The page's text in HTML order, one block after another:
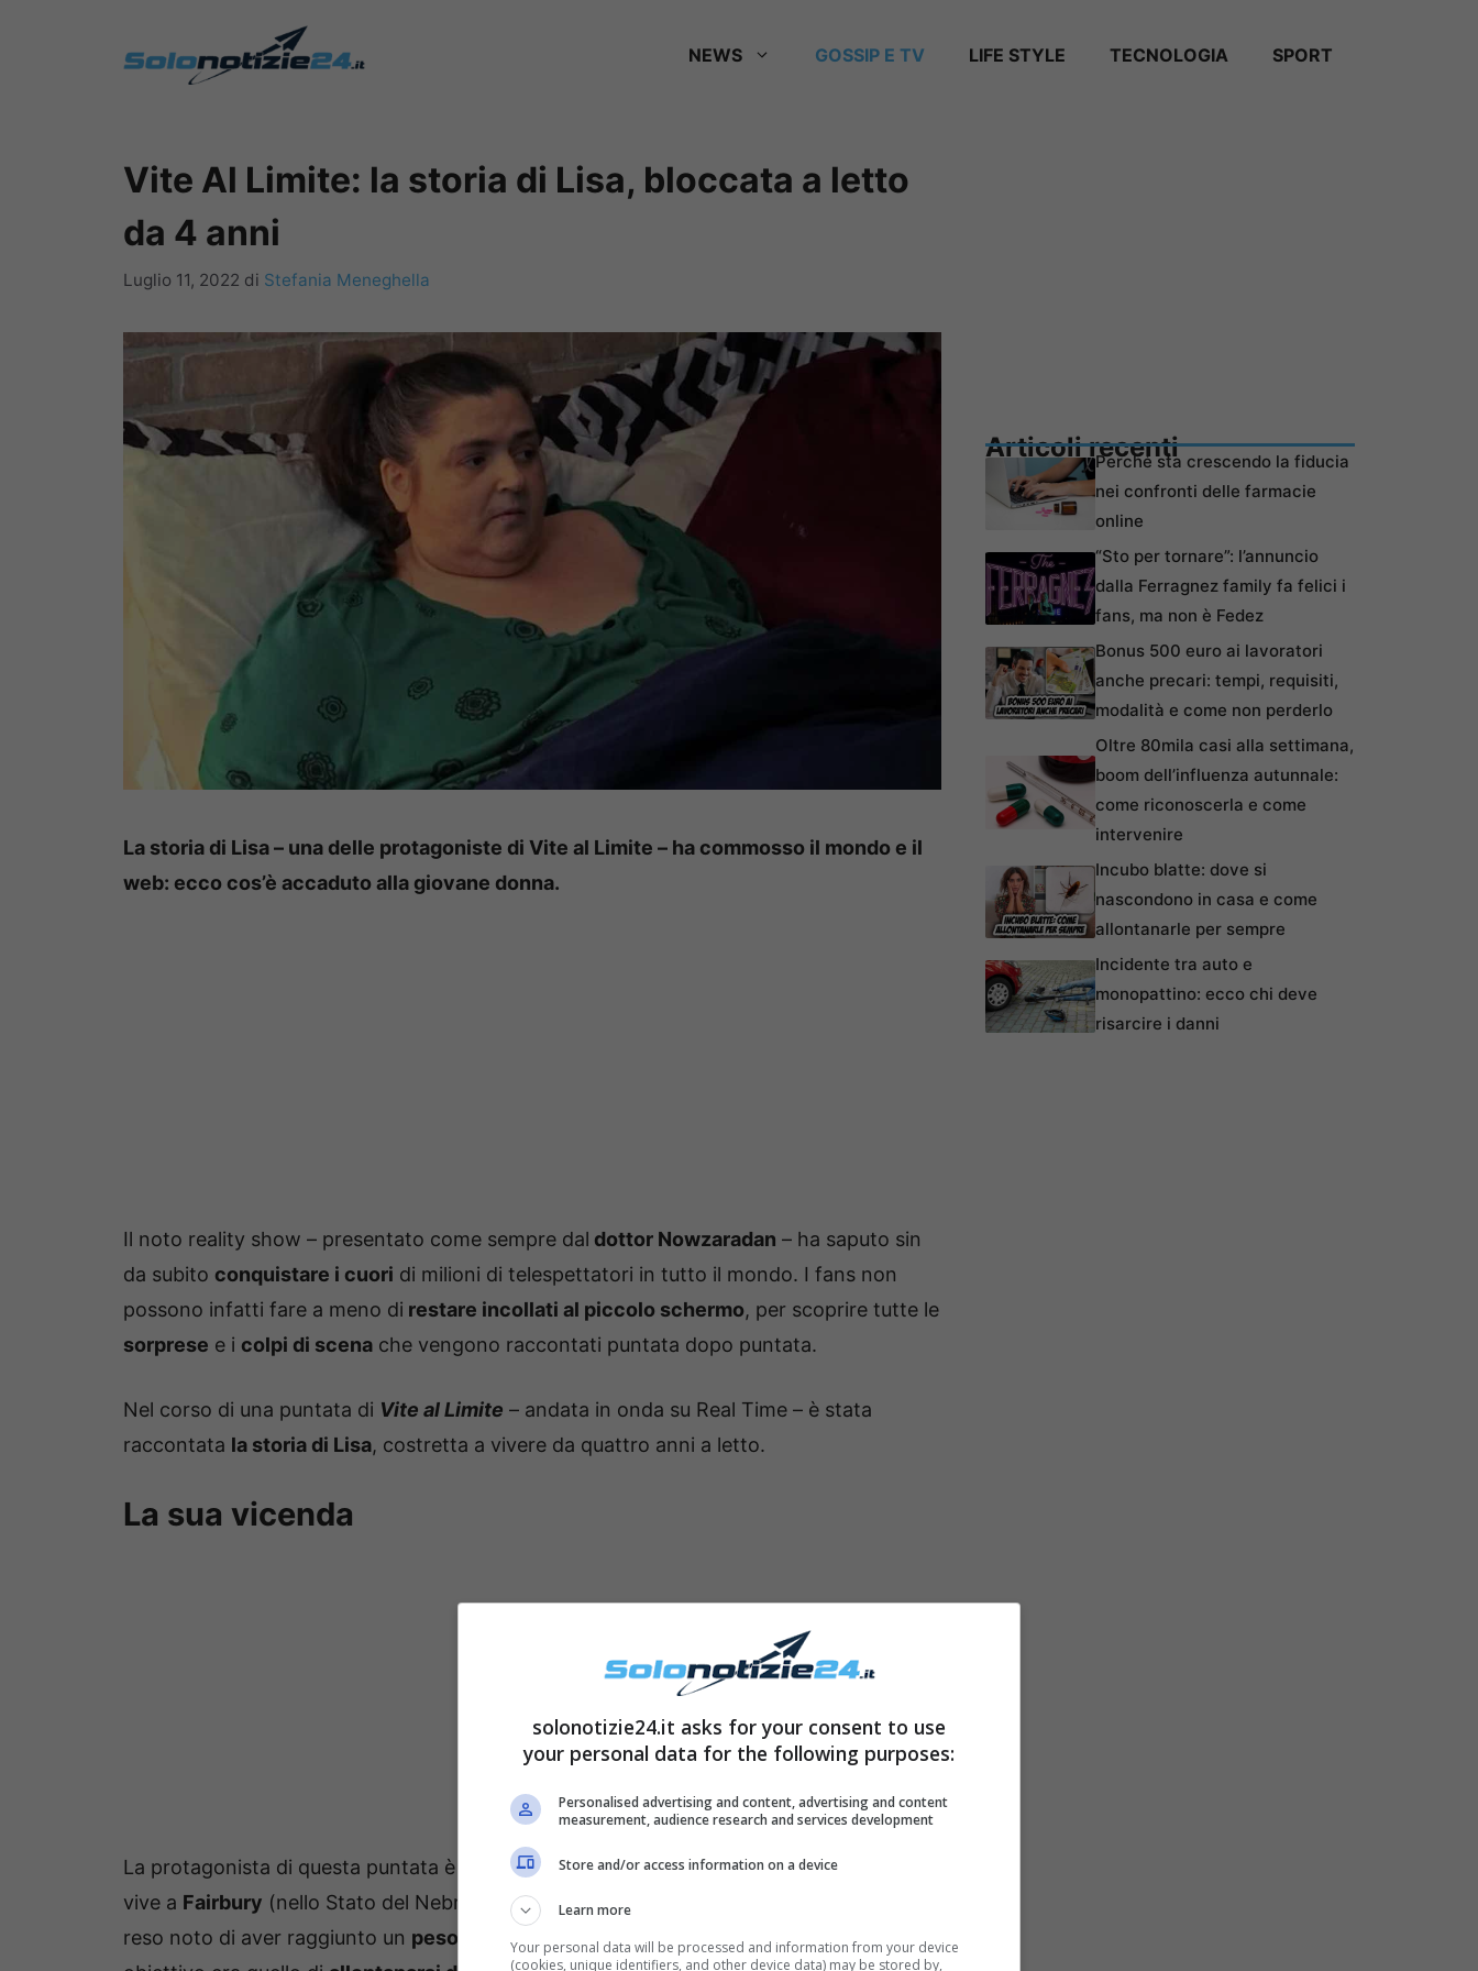
NEWS GOSSIP E TV LIFE STYLE TECNOLOGIA SPORT
Vite Al Limite: la storia di Lisa, bloccata a letto
da 4 anni
Luglio 11, 2022 di Stefania Meneghella
La storia di Lisa – una delle protagoniste di Vite al Limite – ha commosso il mondo e il
web: ecco cos’è accaduto alla giovane donna.
Il noto reality show – presentato come sempre dal dottor Nowzaradan – ha saputo sin
da subito conquistare i cuori di milioni di telespettatori in tutto il mondo. I fans non
possono infatti fare a meno di restare incollati al piccolo schermo, per scoprire tutte le
sorprese e i colpi di scena che vengono raccontati puntata dopo puntata.
Nel corso di una puntata di Vite al Limite – andata in onda su Real Time – è stata
raccontata la storia di Lisa, costretta a vivere da quattro anni a letto.
La sua vicenda
La protagonista di questa puntata è stataLisa Ebberson, una donna che ha 51 anni,
vive a Fairbury (nello Stato del Nebraska) epesa circa 290 chili
reso noto di aver raggiunto un peso corporeo maggiore durante la gioventù: il suo
Articoli recentiPerché sta crescendo la fiducia
nei confronti delle farmacie
online
“Sto per tornare”: l’annuncio
dalla Ferragnez family fa felici i
fans, ma non è Fedez
Bonus 500 euro ai lavoratori
anche precari: tempi, requisiti,
modalità e come non perderlo
Oltre 80mila casi alla settimana,
boom dell’influenza autunnale:
come riconoscerla e come
intervenire
Incubo blatte: dove si
nascondono in casa e come
allontanarle per sempre
Incidente tra auto e
monopattino: ecco chi deve
risarcire i danni
solonotizie24.it asks for your consent to use
your personal data for the following purposes:
Personalised advertising and content, advertising and content
measurement, audience research and services development
Store and/or access information on a device
Learn more
Your personal data will be processed and information from your device
(cookies, unique identifiers, and other device data) may be stored by,